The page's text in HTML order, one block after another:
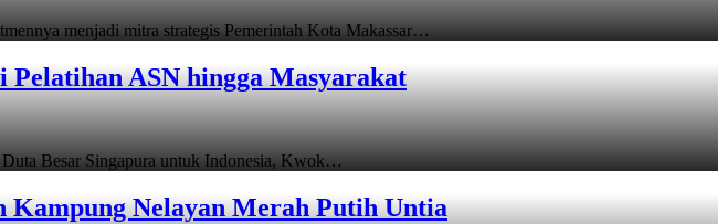
menjadi mitra strategis Pemerintah Kota Makassar…
ASN hingga Masyarakat
Besar Singapura untuk Indonesia, Kwok…
Nelayan Merah Putih Untia